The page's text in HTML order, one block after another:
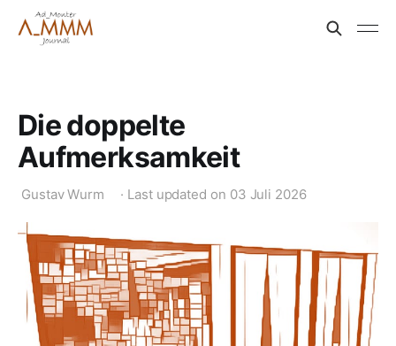
Die doppelte
Aufmerksamkeit
Gustav Wurm · Last updated on 03 Juli 2026